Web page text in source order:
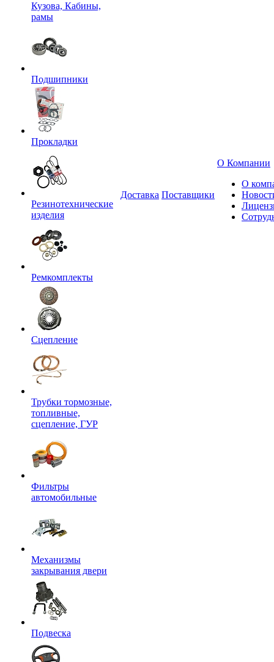
Кузова, Кабины,
рамы
Подшипники
Прокладки
Резинотехнические
изделия
Ремкомплекты
Сцепление
Трубки тормозные,
топливные,
сцепление, ГУР
Фильтры
автомобильные
Механизмы
закрывания двери
Подвеска
Доставка Поставщики
О Компании
О